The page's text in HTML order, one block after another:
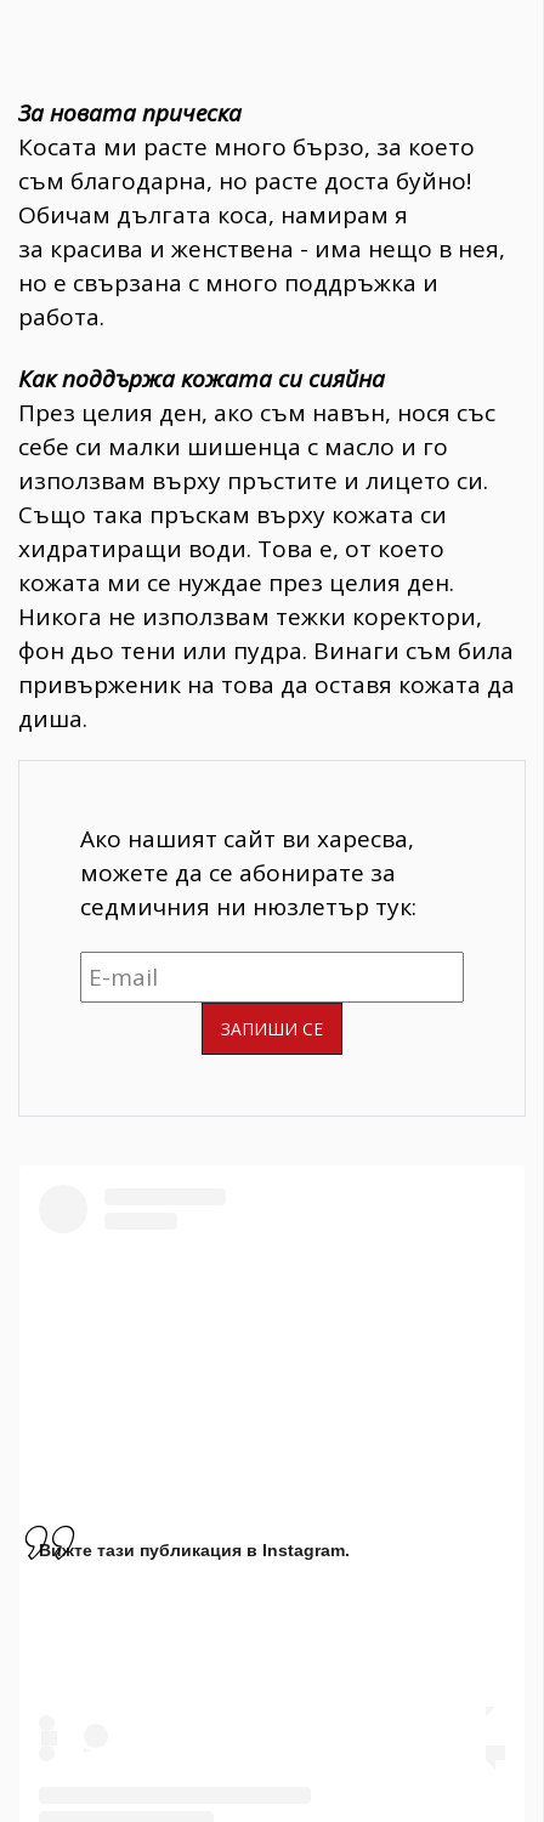
За новата прическа
Косата ми расте много бързо, за което
съм благодарна, но расте доста буйно!
Обичам дългата коса, намирам я
за красива и женствена - има нещо в нея,
но е свързана с много поддръжка и
работа.
Как поддържа кожата си сияйна
През целия ден, ако съм навън, нося със
себе си малки шишенца с масло и го
използвам върху пръстите и лицето си.
Също така пръскам върху кожата си
хидратиращи води. Това е, от което
кожата ми се нуждае през целия ден.
Никога не използвам тежки коректори,
фон дьо тени или пудра. Винаги съм била
привърженик на това да оставя кожата да
диша.
Ако нашият сайт ви харесва,
можете да се абонирате за
седмичния ни нюзлетър тук:
Вижте тази публикация в Instagram.